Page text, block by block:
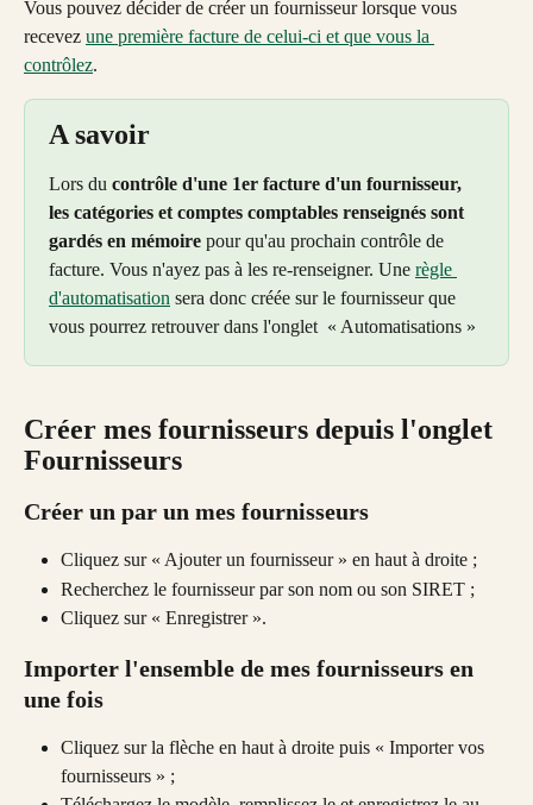
Vous pouvez décider de créer un fournisseur lorsque vous
recevez une première facture de celui-ci et que vous la
contrôlez.
A savoir
Lors du contrôle d'une 1er facture d'un fournisseur,
les catégories et comptes comptables renseignés sont
gardés en mémoire pour qu'au prochain contrôle de
facture. Vous n'ayez pas à les re-renseigner. Une règle
d'automatisation sera donc créée sur le fournisseur que
vous pourrez retrouver dans l'onglet  « Automatisations »
Créer mes fournisseurs depuis l'onglet
Fournisseurs
Créer un par un mes fournisseurs
Cliquez sur « Ajouter un fournisseur » en haut à droite ;
Recherchez le fournisseur par son nom ou son SIRET ;
Cliquez sur « Enregistrer ».
Importer l'ensemble de mes fournisseurs en
une fois
Cliquez sur la flèche en haut à droite puis « Importer vos
fournisseurs » ;